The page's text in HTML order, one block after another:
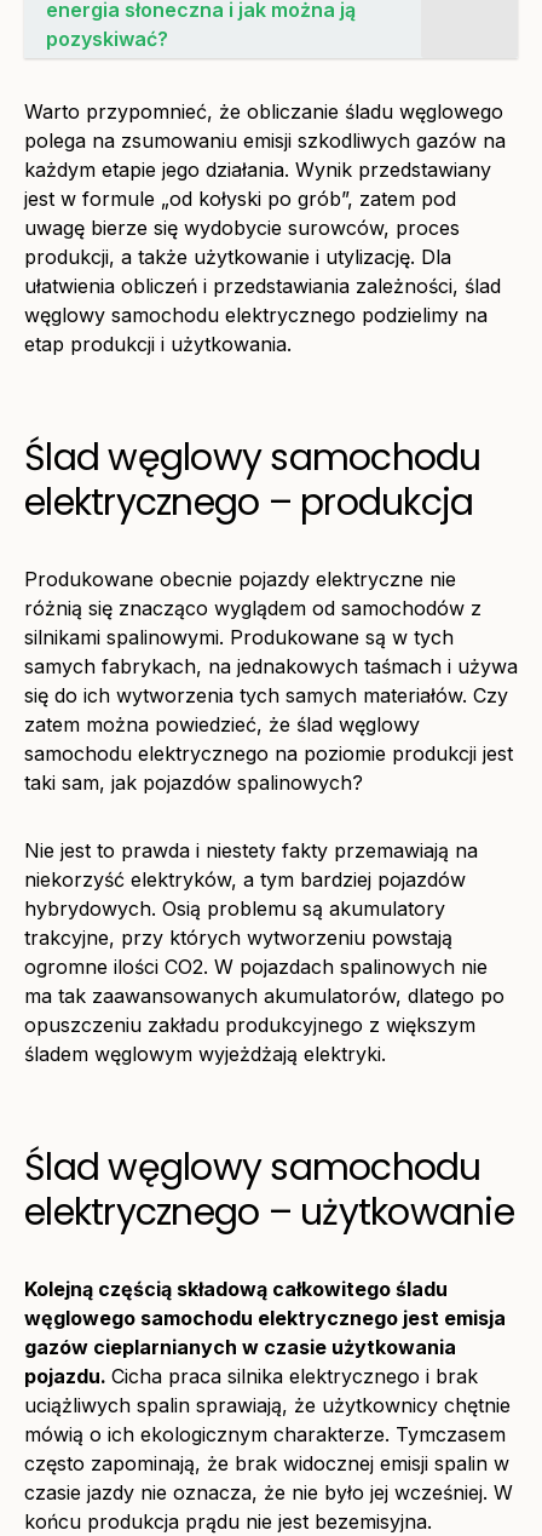
energia słoneczna i jak można ją
pozyskiwać?
Warto przypomnieć, że obliczanie śladu węglowego
polega na zsumowaniu emisji szkodliwych gazów na
każdym etapie jego działania. Wynik przedstawiany
jest w formule „od kołyski po grób”, zatem pod
uwagę bierze się wydobycie surowców, proces
produkcji, a także użytkowanie i utylizację. Dla
ułatwienia obliczeń i przedstawiania zależności, ślad
węglowy samochodu elektrycznego podzielimy na
etap produkcji i użytkowania.
Ślad węglowy samochodu
elektrycznego – produkcja
Produkowane obecnie pojazdy elektryczne nie
różnią się znacząco wyglądem od samochodów z
silnikami spalinowymi. Produkowane są w tych
samych fabrykach, na jednakowych taśmach i używa
się do ich wytworzenia tych samych materiałów. Czy
zatem można powiedzieć, że ślad węglowy
samochodu elektrycznego na poziomie produkcji jest
taki sam, jak pojazdów spalinowych?
Nie jest to prawda i niestety fakty przemawiają na
niekorzyść elektryków, a tym bardziej pojazdów
hybrydowych. Osią problemu są akumulatory
trakcyjne, przy których wytworzeniu powstają
ogromne ilości CO2. W pojazdach spalinowych nie
ma tak zaawansowanych akumulatorów, dlatego po
opuszczeniu zakładu produkcyjnego z większym
śladem węglowym wyjeżdżają elektryki.
Ślad węglowy samochodu
elektrycznego – użytkowanie
Kolejną częścią składową całkowitego śladu
węglowego samochodu elektrycznego jest emisja
gazów cieplarnianych w czasie użytkowania
pojazdu. Cicha praca silnika elektrycznego i brak
uciążliwych spalin sprawiają, że użytkownicy chętnie
mówią o ich ekologicznym charakterze. Tymczasem
często zapominają, że brak widocznej emisji spalin w
czasie jazdy nie oznacza, że nie było jej wcześniej. W
końcu produkcja prądu nie jest bezemisyjna.